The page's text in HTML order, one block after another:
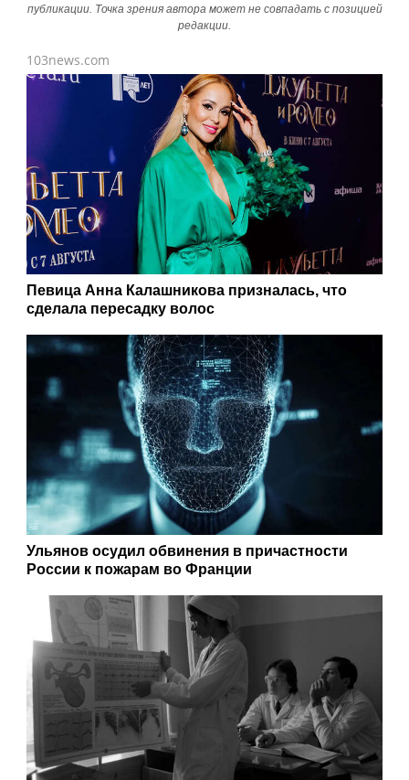
публикации. Точка зрения автора может не совпадать с позицией
редакции.
103news.com
Певица Анна Калашникова призналась, что
сделала пересадку волос
Ульянов осудил обвинения в причастности
России к пожарам во Франции